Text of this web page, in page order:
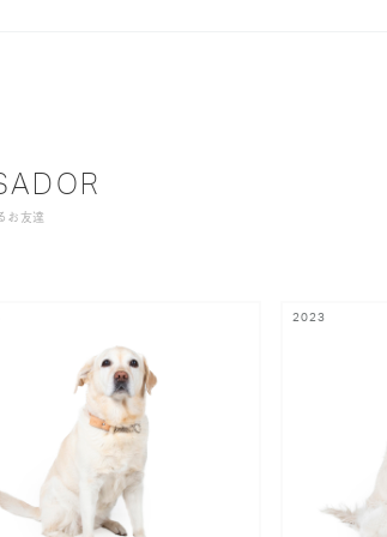
お友達
2023